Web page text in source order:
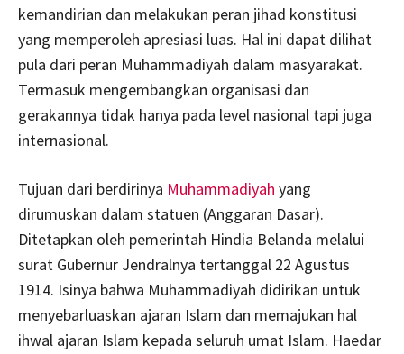
kemandirian dan melakukan peran jihad konstitusi
yang memperoleh apresiasi luas. Hal ini dapat dilihat
pula dari peran Muhammadiyah dalam masyarakat.
Termasuk mengembangkan organisasi dan
gerakannya tidak hanya pada level nasional tapi juga
internasional.
Tujuan dari berdirinya Muhammadiyah yang
dirumuskan dalam statuen (Anggaran Dasar).
Ditetapkan oleh pemerintah Hindia Belanda melalui
surat Gubernur Jendralnya tertanggal 22 Agustus
1914. Isinya bahwa Muhammadiyah didirikan untuk
menyebarluaskan ajaran Islam dan memajukan hal
ihwal ajaran Islam kepada seluruh umat Islam. Haedar